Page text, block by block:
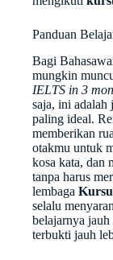
Panduan
Bagi
mungkin
IELTS in 3
saja, ini adalah
paling ideal.
memberikan
otakmu untuk
kosa kata, dan
tanpa harus
lembaga
selalu
belajarnya
terbukti jauh